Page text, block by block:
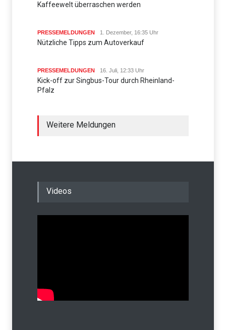
Kaffeewelt überraschen werden
PRESSEMELDUNGEN 1. Dezember, 16:35 Uhr
Nützliche Tipps zum Autoverkauf
PRESSEMELDUNGEN 16. Juli, 12:33 Uhr
Kick-off zur Singbus-Tour durch Rheinland-
Pfalz
Weitere Meldungen
Videos